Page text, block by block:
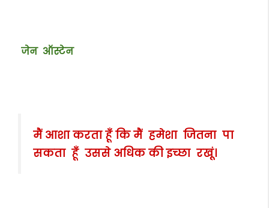
जेन ऑस्टेन
मैं आशा करता हूँ कि मैं हमेशा जितना पा
सकता हूँ उससे अधिक की इच्छा रखूं।